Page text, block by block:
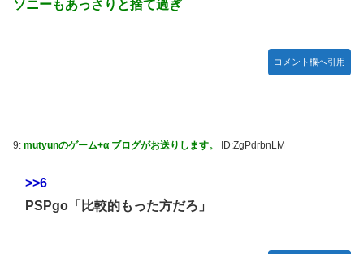
ソニーもあっさりと捨て過ぎ
コメント欄へ引用
9: mutyunのゲーム+α ブログがお送りします。 ID:ZgPdrbnLM
>>6
PSPgo「比較的もった方だろ」